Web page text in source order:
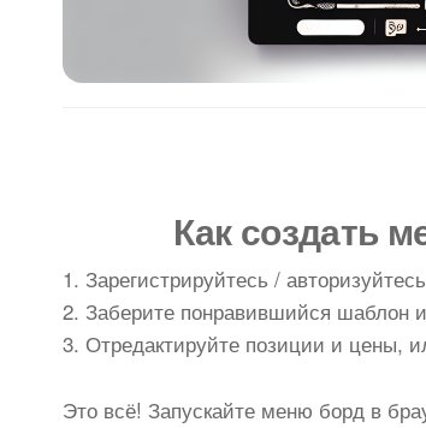
Как создать
1. Зарегистрируйтесь /
2. Заберите понравившийся шаблон
3. Отредактируйте позиции и цены,
Это всё! Запускайте меню борд в